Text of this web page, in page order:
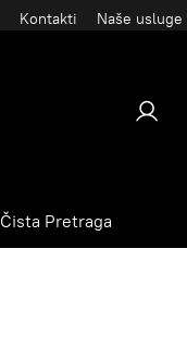
Kontakti Naše usluge
Čista Pretraga